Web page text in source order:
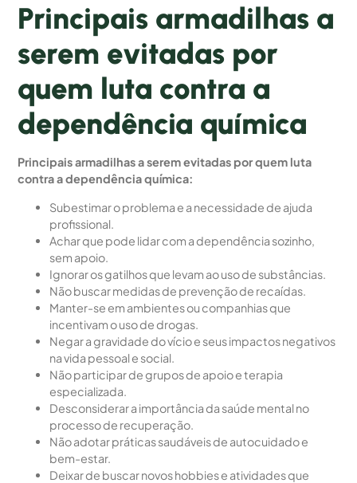
Principais armadilhas a
serem evitadas por
quem luta contra a
dependência química
Principais armadilhas a serem evitadas por quem luta
contra a dependência química:
Subestimar o problema e a necessidade de ajuda
profissional.
Achar que pode lidar com a dependência sozinho,
sem apoio.
Ignorar os gatilhos que levam ao uso de substâncias.
Não buscar medidas de prevenção de recaídas.
Manter-se em ambientes ou companhias que
incentivam o uso de drogas.
Negar a gravidade do vício e seus impactos negativos
na vida pessoal e social.
Não participar de grupos de apoio e terapia
especializada.
Desconsiderar a importância da saúde mental no
processo de recuperação.
Não adotar práticas saudáveis de autocuidado e
bem-estar.
Deixar de buscar novos hobbies e atividades que